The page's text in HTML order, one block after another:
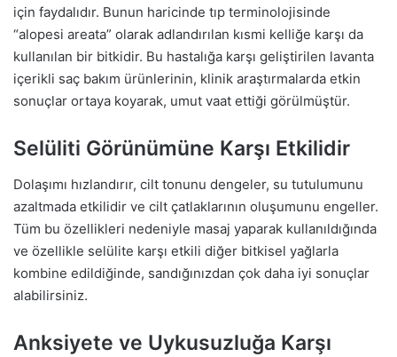
için faydalıdır. Bunun haricinde tıp terminolojisinde
“alopesi areata” olarak adlandırılan kısmi kelliğe karşı da
kullanılan bir bitkidir. Bu hastalığa karşı geliştirilen lavanta
içerikli saç bakım ürünlerinin, klinik araştırmalarda etkin
sonuçlar ortaya koyarak, umut vaat ettiği görülmüştür.
Selüliti Görünümüne Karşı Etkilidir
Dolaşımı hızlandırır, cilt tonunu dengeler, su tutulumunu
azaltmada etkilidir ve cilt çatlaklarının oluşumunu engeller.
Tüm bu özellikleri nedeniyle masaj yaparak kullanıldığında
ve özellikle selülite karşı etkili diğer bitkisel yağlarla
kombine edildiğinde, sandığınızdan çok daha iyi sonuçlar
alabilirsiniz.
Anksiyete ve Uykusuzluğa Karşı